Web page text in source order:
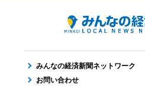
みんなの経済新聞ネットワーク
お問い合わせ